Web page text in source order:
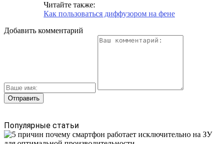
Читайте также:
Как пользоваться диффузором на фене
Добавить комментарий
Популярные статьи